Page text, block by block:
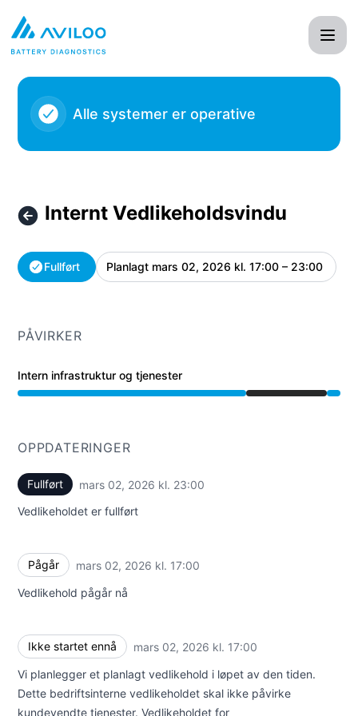
Alle systemer er operative
Internt Vedlikeholdsvindu
Fullført Planlagt mars 02, 2026 kl. 17:00 – 23:00 UTC
PÅVIRKER
Intern infrastruktur og tjenester
Vedlikehold fra 5:00 PM til 11:00 PM
OPPDATERINGER
Fullført mars 02, 2026 kl. 23:00
Vedlikeholdet er fullført
Pågår mars 02, 2026 kl. 17:00
Vedlikehold pågår nå
Ikke startet ennå mars 02, 2026 kl. 17:00
Vi planlegger et planlagt vedlikehold i løpet av den tiden.
Dette bedriftsinterne vedlikeholdet skal ikke påvirke
kundevendte tjenester. Vedlikeholdet for